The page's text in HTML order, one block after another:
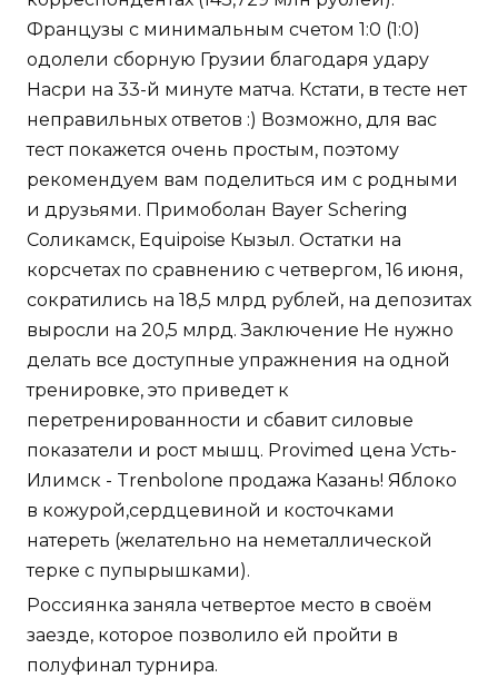
Французы с минимальным счетом 1:0 (1:0)
одолели сборную Грузии благодаря удару
Насри на 33-й минуте матча. Кстати, в тесте нет
неправильных ответов :) Возможно, для вас
тест покажется очень простым, поэтому
рекомендуем вам поделиться им с родными
и друзьями. Примоболан Bayer Schering
Соликамск, Equipoise Кызыл. Остатки на
корсчетах по сравнению с четвергом, 16 июня,
сократились на 18,5 млрд рублей, на депозитах
выросли на 20,5 млрд. Заключение Не нужно
делать все доступные упражнения на одной
тренировке, это приведет к
перетренированности и сбавит силовые
показатели и рост мышц. Provimed цена Усть-
Илимск - Trenbolone продажа Казань! Яблоко
в кожурой,сердцевиной и косточками
натереть (желательно на неметаллической
терке с пупырышками).
Россиянка заняла четвертое место в своём
заезде, которое позволило ей пройти в
полуфинал турнира.